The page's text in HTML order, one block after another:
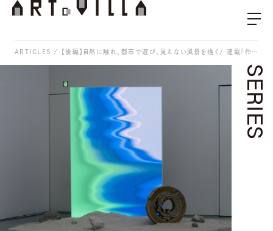
ARTICLES 【後編】自然に触れ、都市で遊び、見えない風景を描く/ 連載「作家のB面」 Vol.32 YOSHIROTTEN
SERIES